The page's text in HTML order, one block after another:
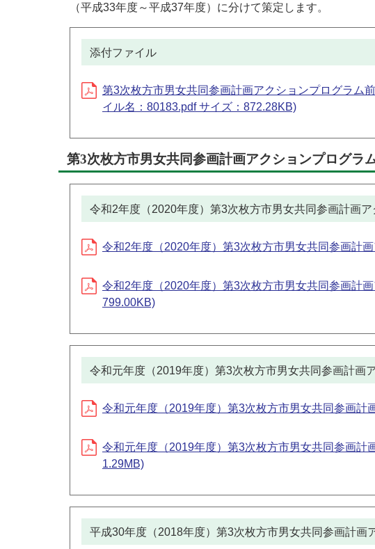
（平成33年度～平成37年度）に分けて策定します。
添付ファイル
第3次枚方市男女共同参画計画アクションプログラム
イル名：80183.pdf サイズ：872.28KB)
第3次枚方市男女共同参画計画アクションプログラ
令和2年度（2020年度）第3次枚方市男女共同参画計画
令和2年度（2020年度）第3次枚方市男女共同参画計
令和2年度（2020年度）第3次枚方市男女共同参画計
799.00KB)
令和元年度（2019年度）第3次枚方市男女共同参画計画
令和元年度（2019年度）第3次枚方市男女共同参画
令和元年度（2019年度）第3次枚方市男女共同参画計
1.29MB)
平成30年度（2018年度）第3次枚方市男女共同参画計画